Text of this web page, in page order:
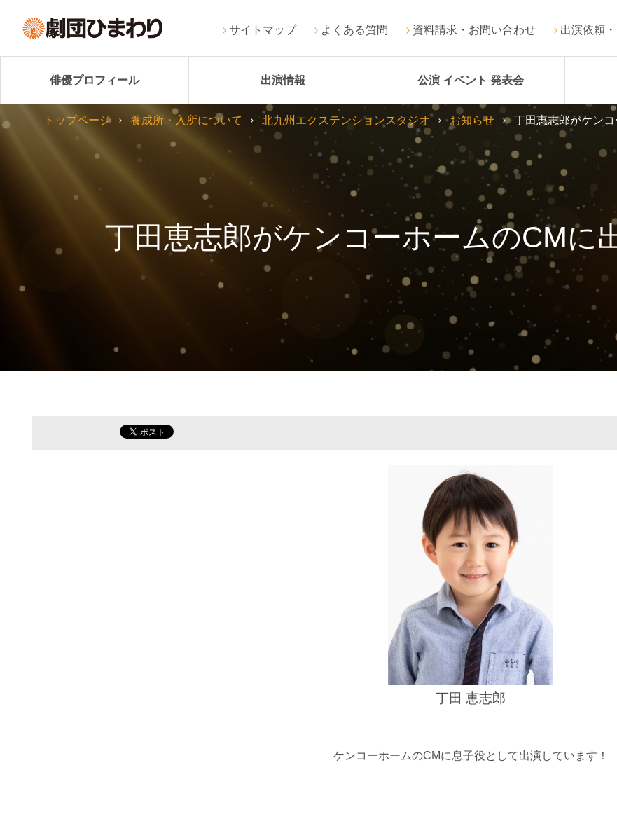
サイトマップ よくある質問 資料請求・お問い合わせ 出演依頼
俳優プロフィール 出演情報 公演 イベント 発表会
丁田恵志郎がケンコーホームのCMに
トップページ 養成所・入所について 北九州エクステンションスタジオ お知らせ 丁田恵志郎がケン
丁田 恵志郎
ケンコーホームのCMに息子役として出演しています！